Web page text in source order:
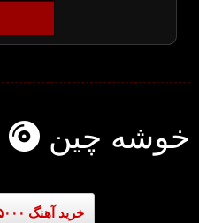
خوشه چین
خرید آهنگ ۱۵۰۰۰ تومان